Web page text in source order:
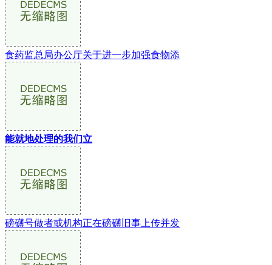
食药监总局办公厅关于进一步加强食物添
能就地处理的我们立
磅礴号做者或机构正在磅礴旧事上传并发